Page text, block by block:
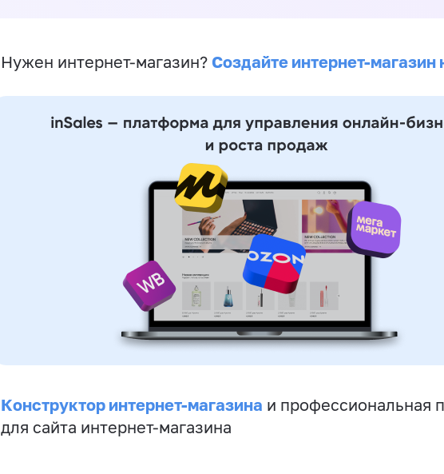
Нужен интернет-магазин? Создайте интернет-магазин
Конструктор интернет-магазина и профессиональная
для сайта интернет-магазина